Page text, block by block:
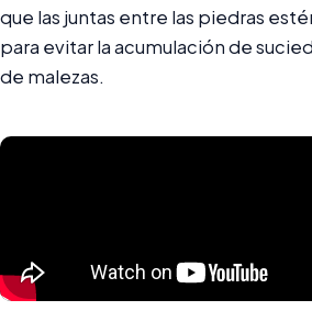
que las juntas entre las piedras
para evitar la acumulación de
de malezas.